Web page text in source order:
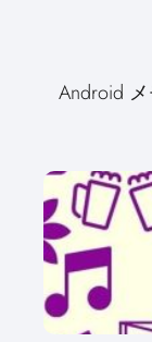
Android